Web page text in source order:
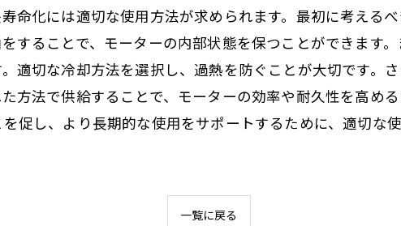
命化には適切な使用方法が求められます。最初に考える
することで、モーターの内部状態を保つことができます
適切な冷却方法を選択し、過熱を防ぐことが大切です。
方法で供給することで、モーターの効率や耐久性を高め
促し、より長期的な使用をサポートするために、適切な
一覧に戻る